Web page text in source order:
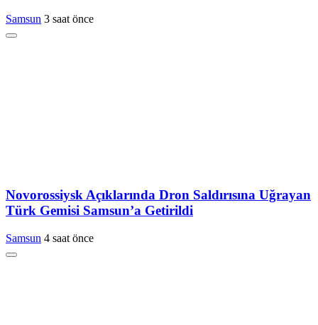
Samsun 3 saat önce
Novorossiysk Açıklarında Dron Saldırısına Uğrayan
Türk Gemisi Samsun’a Getirildi
Samsun 4 saat önce